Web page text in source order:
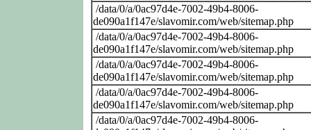
/data/0/a/0ac97d4e-7002-49b4-8006-
de090a1f147e/slavomir.com/web/sitemap.php
/data/0/a/0ac97d4e-7002-49b4-8006-
de090a1f147e/slavomir.com/web/sitemap.php
/data/0/a/0ac97d4e-7002-49b4-8006-
de090a1f147e/slavomir.com/web/sitemap.php
/data/0/a/0ac97d4e-7002-49b4-8006-
de090a1f147e/slavomir.com/web/sitemap.php
/data/0/a/0ac97d4e-7002-49b4-8006-